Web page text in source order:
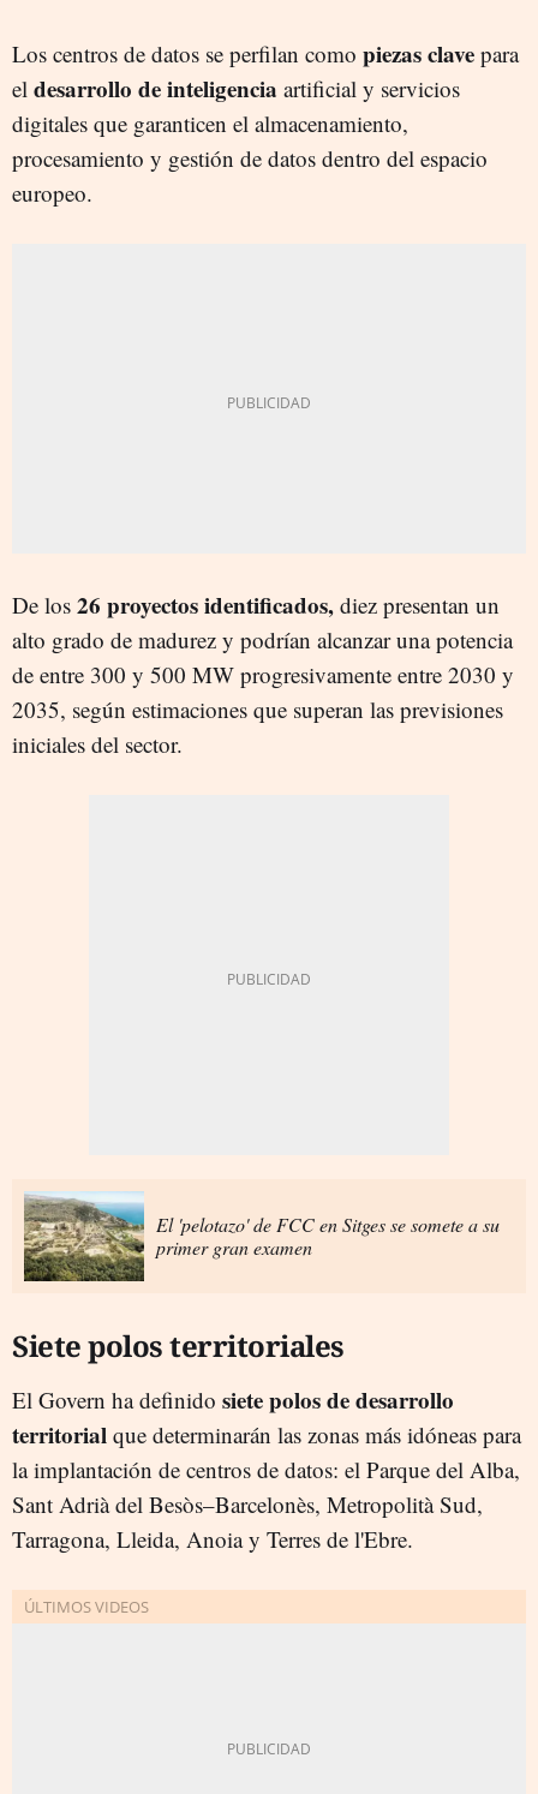
Los centros de datos se perfilan como piezasclave para
el desarrollo de inteligencia artificial y servicios
digitales que garanticen el almacenamiento,
procesamiento y gestión de datos dentro del espacio
europeo.
De los 26 proyectos identificados, diez presentan un
alto grado de madurez y podrían alcanzar una potencia
de entre 300 y 500 MW progresivamente entre 2030 y
2035, según estimaciones que superan las previsiones
iniciales del sector.
El 'pelotazo' de FCC en Sitges se somete a su
primer gran examen
Siete polos territoriales
El Govern ha definido siete polos de desarrollo
territorial que determinarán las zonas más idóneas para
la implantación de centros de datos: el Parque del Alba,
Sant Adrià del Besòs–Barcelonès, Metropolità Sud,
Tarragona, Lleida, Anoia y Terres de l'Ebre.